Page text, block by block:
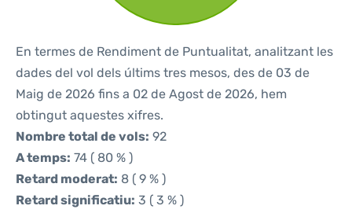
En termes de Rendiment de Puntualitat, analitzant les
dades del vol dels últims tres mesos, des de 03 de
Maig de 2026 fins a 02 de Agost de 2026, hem
obtingut aquestes xifres.
Nombre total de vols: 92
A temps: 74 ( 80 % )
Retard moderat: 8 ( 9 % )
Retard significatiu: 3 ( 3 % )